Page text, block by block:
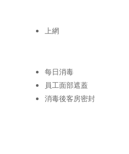
上網
每日消毒
員工面部遮蓋
消毒後客房密封